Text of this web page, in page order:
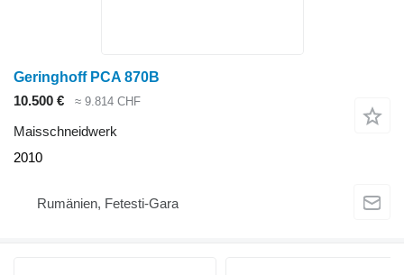
Geringhoff PCA 870B
10.500 €
≈ 9.814 CHF
Maisschneidwerk
2010
Rumänien, Fetesti-Gara